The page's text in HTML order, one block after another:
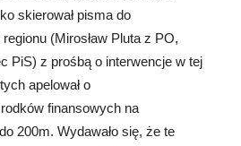
skierował pisma do
(Mirosław Pluta z PO,
PiS) z prośbą o interwencje w tej
apelował o
finansowych na
200m. Wydawało się, że te